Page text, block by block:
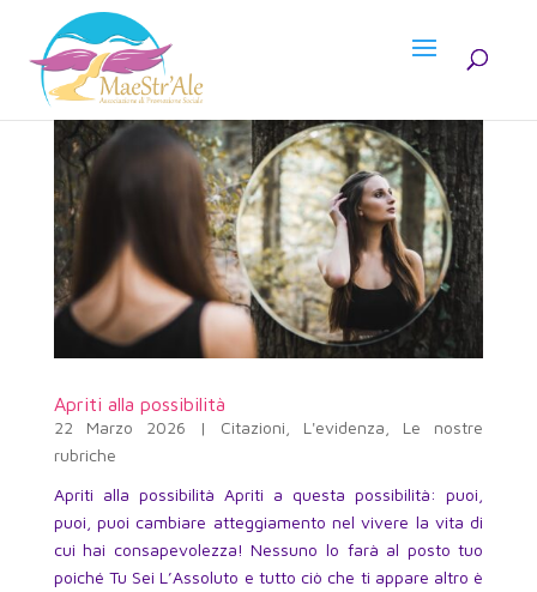
Apriti alla possibilità
22 Marzo 2026 | Citazioni L'evidenza
Le nostre
rubriche
Apriti alla possibilità Apriti a questa possibilità: puoi,
puoi, puoi cambiare atteggiamento nel vivere la vita di
cui hai consapevolezza! Nessuno lo farà al posto tuo
poiché Tu Sei L’Assoluto e tutto ciò che ti appare altro è